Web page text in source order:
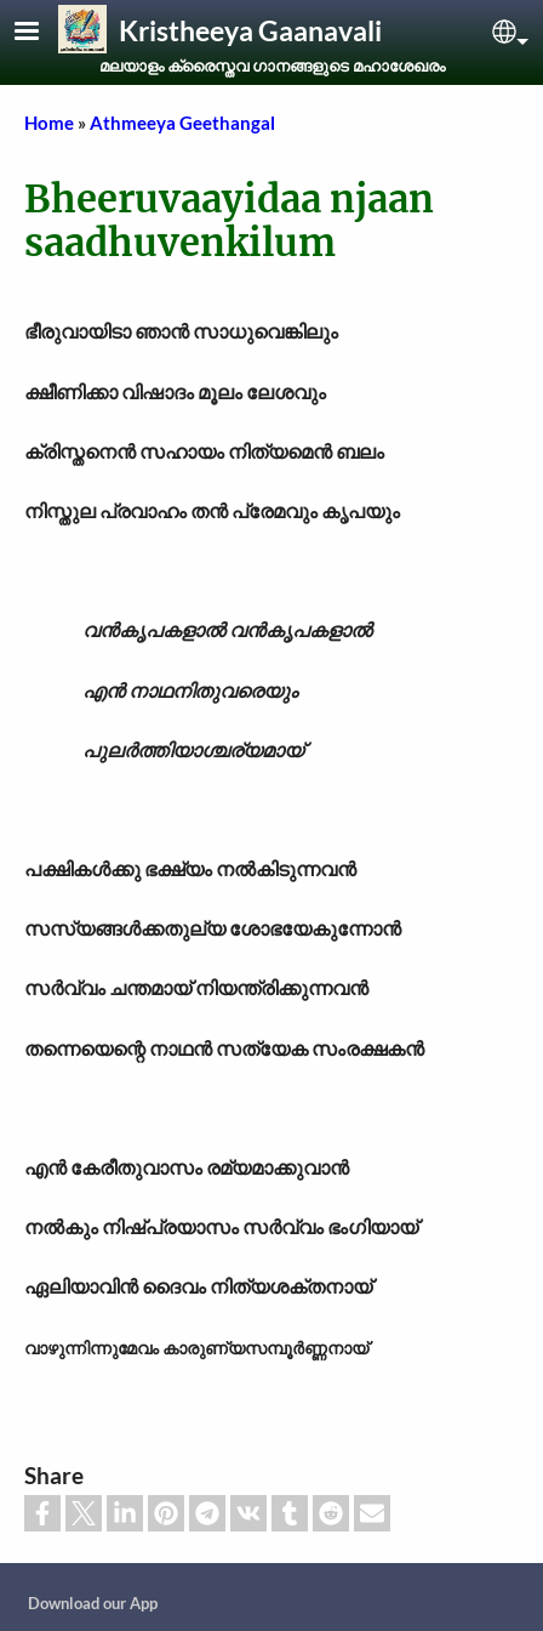
Skip to main contentKristheeya Gaanavali
മലയാളം ക്രൈസ്തവ ഗാനങ്ങളുടെ മഹാശേഖരം
Breadcrumb
Home Athmeeya Geethangal
Bheeruvaayidaa njaan
saadhuvenkilum
ഭീരുവായിടാ ഞാൻ സാധുവെങ്കിലും
ക്ഷീണിക്കാ വിഷാദം മൂലം ലേശവും
ക്രിസ്തനെൻ സഹായം നിത്യമെൻ ബലം
നിസ്തുല പ്രവാഹം തൻ പ്രേമവും കൃപയും
വൻകൃപകളാൽ വൻകൃപകളാൽ
എൻ നാഥനിതുവരെയും
പുലർത്തിയാശ്ചര്യമായ്
പക്ഷികൾക്കു ഭക്ഷ്യം നൽകിടുന്നവൻ
സസ്യങ്ങൾക്കതുല്യ ശോഭയേകുന്നോൻ
സർവ്വം ചന്തമായ് നിയന്ത്രിക്കുന്നവൻ
തന്നെയെന്റെ നാഥൻ സത്യേക സംരക്ഷകൻ
എൻ കേരീതുവാസം രമ്യമാക്കുവാൻ
നൽകും നിഷ്പ്രയാസം സർവ്വം ഭംഗിയായ്
ഏലിയാവിൻ ദൈവം നിത്യശക്തനായ്
വാഴുന്നിന്നുമേവം കാരുണ്യസമ്പൂർണ്ണനായ്
Share
Download our App